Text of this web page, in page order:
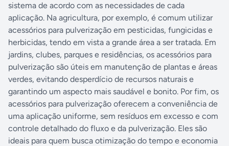
sistema de acordo com as necessidades de cada
aplicação. Na agricultura, por exemplo, é comum utilizar
acessórios para pulverização em pesticidas, fungicidas e
herbicidas, tendo em vista a grande área a ser tratada. Em
jardins, clubes, parques e residências, os acessórios para
pulverização são úteis em manutenção de plantas e áreas
verdes, evitando desperdício de recursos naturais e
garantindo um aspecto mais saudável e bonito. Por fim, os
acessórios para pulverização oferecem a conveniência de
uma aplicação uniforme, sem resíduos em excesso e com
controle detalhado do fluxo e da pulverização. Eles são
ideais para quem busca otimização do tempo e economia